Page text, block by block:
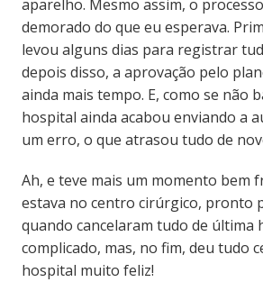
aparelho. Mesmo assim, o
demorado do que eu esperava.
levou alguns dias para registrar
depois disso, a aprovação pelo
ainda mais tempo. E, como se não
hospital ainda acabou enviando a
um erro, o que atrasou tudo de
Ah, e teve mais um momento bem
estava no centro cirúrgico, pronto
quando cancelaram tudo de última
complicado, mas, no fim, deu tudo
hospital muito feliz!